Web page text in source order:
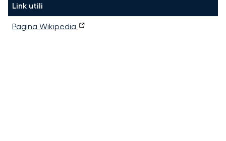
Link utili
Pagina Wikipedia